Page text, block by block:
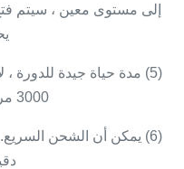
إلى مستوى معين ، سيتم
3000 مرة دورة للخلية المفردة (80٪ DOD).
(6) يمكن أن الشحن السريع.